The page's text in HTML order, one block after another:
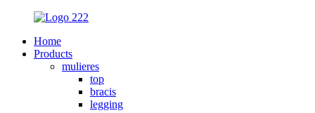
Home
Products
mulieres
top
bracis
legging